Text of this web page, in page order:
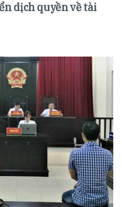
dịch quyền về tài